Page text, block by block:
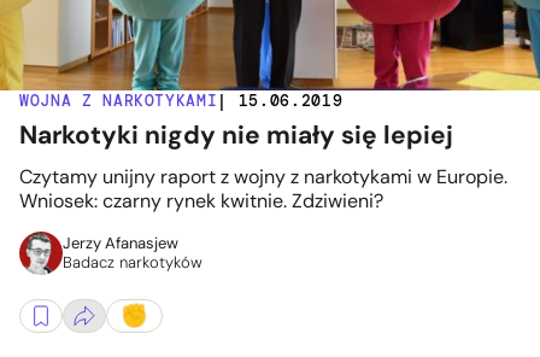
WOJNA Z NARKOTYKAMI | 15.06.2019
Narkotyki nigdy nie miały się lepiej
Czytamy unijny raport z wojny z narkotykami w Europie.
Wniosek: czarny rynek kwitnie. Zdziwieni?
Jerzy Afanasjew
Badacz narkotyków